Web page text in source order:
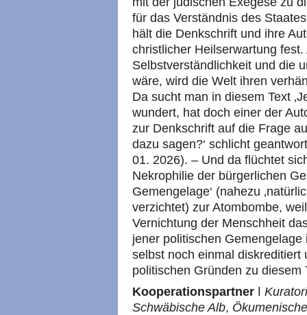
für das Verständnis des
hält die Denkschrift und ihre
christlicher Heilserwartung
Selbstverständlichkeit und die
wäre, wird die Welt ihren
Da sucht man in diesem Text
wundert, hat doch einer der
zur Denkschrift auf die Frage
dazu sagen?‘ schlicht
01. 2026). – Und da flüchtet
Nekrophilie der bürgerlichen
Gemengelage‘ (nahezu
verzichtet) zur Atombombe,
Vernichtung der Menschheit
jener politischen
selbst noch einmal
politischen Gründen zu
Kooperationspartner ǀ
Schwäbische Alb,